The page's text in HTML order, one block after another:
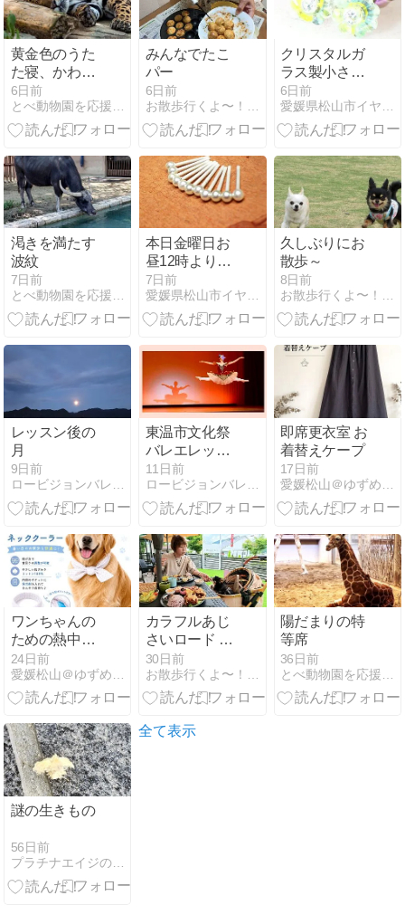
☆（Beatles:ビ
ートルズ）
黄金色のうた
た寝、かわい
い
6日前
とべ動物園を応援する写真クラブのブログ
みんなでたこ
パー
6日前
お散歩行くよ〜！ (^_^)/
クリスタルガ
ラス製小さな
お花の軸太ロ
ング19G純チ
タンセカンド
メッキ不使用
ですので金属
アレルギー対
策におすすめ
☆当店のピア
スの多くはこ
のような軸で
ご用意できま
6日前
愛媛県松山市イヤリングピアス専門店夢工房アクセサリーズ別館
渇きを満たす
波紋
7日前
とべ動物園を応援する写真クラブのブログ
本日金曜日お
昼12時よりご
来店お待ちし
ています☆軸
太ロング16G
アス（ロング
タイプファー
ストピアスと
同じ太さ長
さ）◆太さ
18G16Gお選
びいただけま
す★金属不使
ルギー対策に
最適
7日前
愛媛県松山市イヤリングピアス専門店夢工房アクセサリーズ別館
久しぶりにお
散歩～
8日前
お散歩行くよ〜！ (^_^)/
レッスン後の
月
9日前
ロービジョンバレエ講師のブログ
東温市文化祭
バレエレッス
ン
11日前
ロービジョンバレエ講師のブログ
即席更衣室 お
着替えケープ
17日前
愛媛松山＠ゆずめろん。のカラフル日記
ワンちゃんの
ための熱中症
対策グッズ
24日前
カラフルあじ
さいロード ＆
タネマキ食堂
30日前
陽だまりの特
等席
36日前
謎の生きもの
56日前
プラチナエイジの豊かなひとり暮らし
全て表示